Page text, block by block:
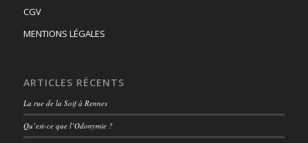
CGV
MENTIONS LÉGALES
ARTICLES RÉCENTS
La rue de la Soif à Rennes
Qu’est-ce que l’Odonymie ?